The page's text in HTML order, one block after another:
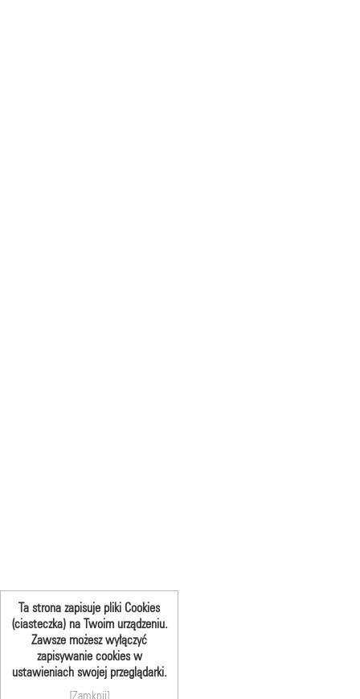
Ta strona zapisuje pliki Cookies
(ciasteczka) na Twoim urządzeniu.
Zawsze możesz wyłączyć
zapisywanie cookies w
ustawieniach swojej przeglądarki.
[Zamknij]